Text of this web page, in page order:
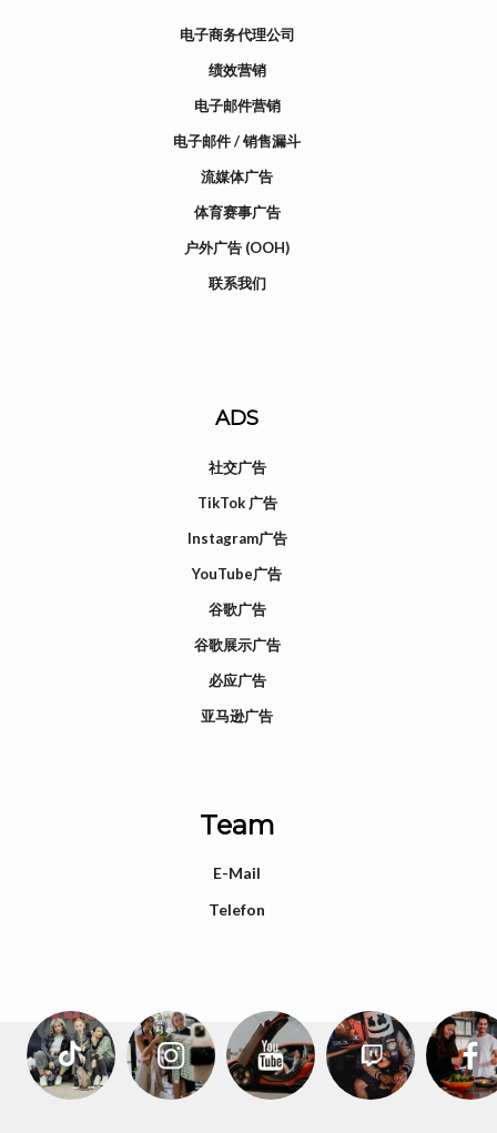
电子商务代理公司
绩效营销
电子邮件营销
电子邮件 / 销售漏斗
流媒体广告
体育赛事广告
户外广告 (OOH)
联系我们
ADS
社交广告
TikTok 广告
Instagram广告
YouTube广告
谷歌广告
谷歌展示广告
必应广告
亚马逊广告
Team
E-Mail
Telefon